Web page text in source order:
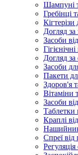
Шампуні
Гребінці
Догляд
Засоби
Догляд
Засоби
Пакети
Здоров'я
Вітаміни
Засоби
Таблетки
Краплі
Спреї від